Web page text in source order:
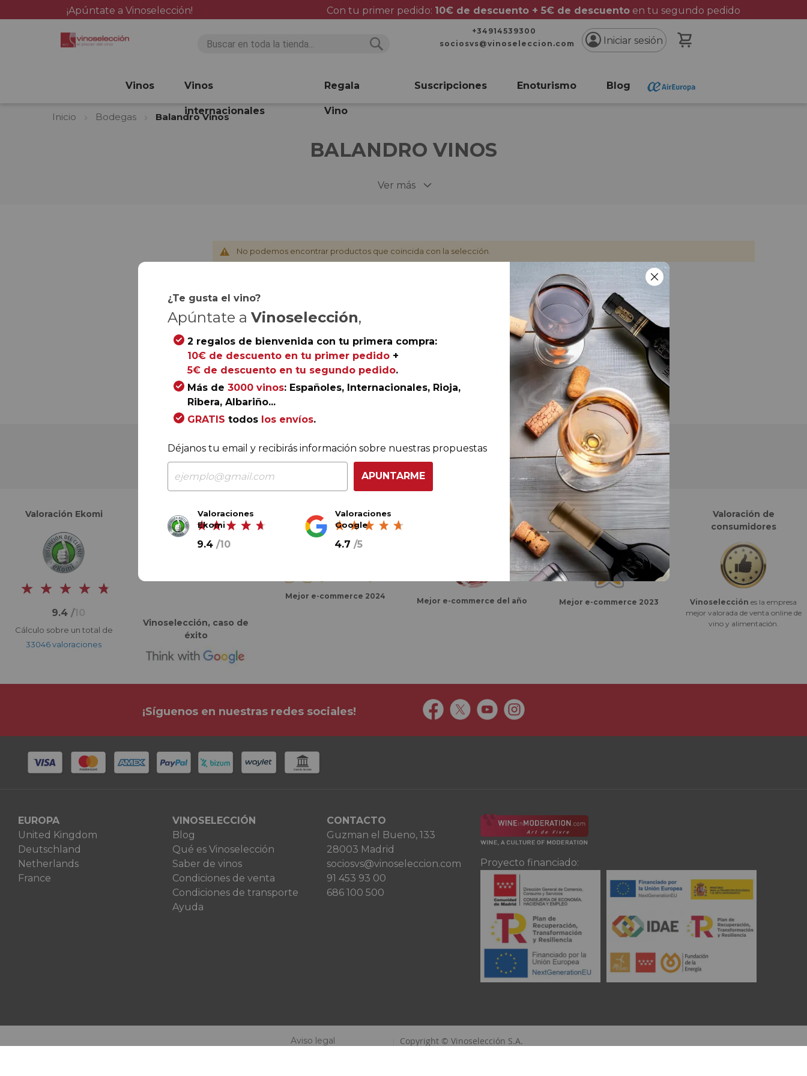
¡Apúntate a Vinoselección! Con tu primer pedido: 10€ de descuento + 5€ de descuentoen tu segundo pedido
+34914539300
sociosvs@vinoseleccion.com
Iniciar sesión
Vinos Vinos
internacionales
Regala
Vino
Suscripciones Enoturismo Blog
Inicio Bodegas Balandro Vinos
BALANDRO VINOS
Ver más
No podemos encontrar productos que coincida con la selección.
COMPRA CON TOTAL CONFIANZA
Más de 180.000 clientes ya lo hacen
Valoración Ekomi
9.4 /10
Cálculo sobre un total de
33046 valoraciones
Valoración Google
Vinoselección, caso de
éxito
Ganador eCommerce
Awards España
Mejor e-commerce 2024
Ganador eAwards 2023
Mejor e-commerce del año
Finalistas eCommerce
Awards España
Mejor e-commerce 2023
Valoración de
consumidores
Vinoselección es la empresa
mejor valorada de venta online de
vino y alimentación.
¡Síguenos en nuestras redes sociales!
EUROPA
United Kingdom
Deutschland
Netherlands
France
VINOSELECCIÓN
Blog
Qué es Vinoselección
Saber de vinos
Condiciones de venta
Condiciones de transporte
Ayuda
CONTACTO
Guzman el Bueno, 133
28003 Madrid
sociosvs@vinoseleccion.com
91 453 93 00
686 100 500
Proyecto financiado:
Aviso legal
Copyright © Vinoselección S.A.
¿Te gusta el vino?
Apúntate a Vinoselección,
2 regalos de bienvenida con tu primera compra:
10€ de descuento en tu primer pedido+
5€ de descuento en tu segundo pedido.
Más de 3000 vinos: Españoles, Internacionales, Rioja,
Ribera, Albariño...
GRATIS todos los envíos.
Déjanos tu email y recibirás información sobre nuestras propuestas
APUNTARME
Valoraciones
Ekomi
9.4 /10
Valoraciones
Google
4.7 /5